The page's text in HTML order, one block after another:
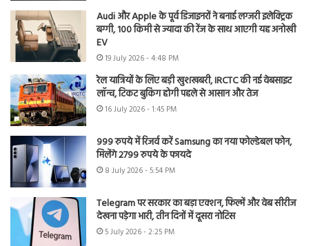
Audi और Apple के पूर्व डिजाइनरों ने बनाई लग्जरी इलेक्ट्रिक
बग्गी, 100 किमी से ज्यादा की रेंज के साथ आएगी यह अनोखी
EV
19 July 2026 - 4:48 PM
रेल यात्रियों के लिए बड़ी खुशखबरी, IRCTC की नई वेबसाइट
लॉन्च, टिकट बुकिंग होगी पहले से आसान और तेज
16 July 2026 - 1:45 PM
999 रुपये में रिजर्व करें Samsung का नया फोल्डेबल फोन,
मिलेंगे 2799 रुपये के फायदे
8 July 2026 - 5:54 PM
Telegram पर सरकार का बड़ा एक्शन, फिल्में और वेब सीरीज
देखना पड़ेगा भारी, तीन दिनों में दूसरा नोटिस
5 July 2026 - 2:25 PM